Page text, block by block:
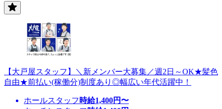
【大戸屋スタッフ】＼新メンバー大募集／週2日～OK★髪色
自由★前払い(稼働分)制度あり◎幅広い年代活躍中！
ホールスタッフ 時給1,400円〜